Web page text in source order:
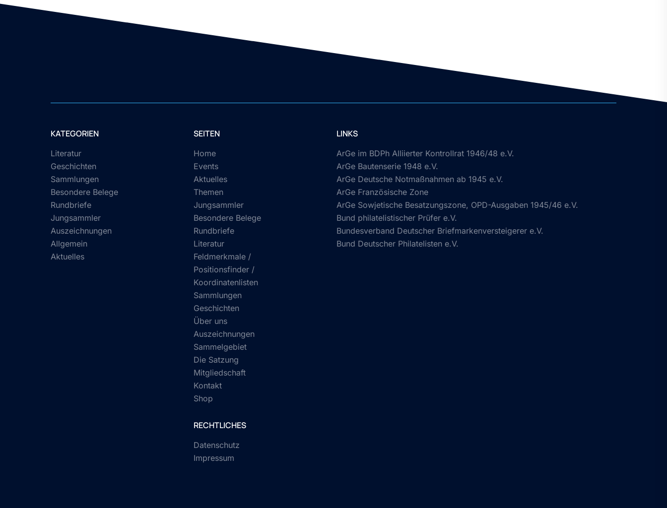
KATEGORIEN
Literatur
Geschichten
Sammlungen
Besondere Belege
Rundbriefe
Jungsammler
Auszeichnungen
Allgemein
Aktuelles
SEITEN
Home
Events
Aktuelles
Themen
Jungsammler
Besondere Belege
Rundbriefe
Literatur
Feldmerkmale /
Positionsfinder /
Koordinatenlisten
Sammlungen
Geschichten
Über uns
Auszeichnungen
Sammelgebiet
Die Satzung
Mitgliedschaft
Kontakt
Shop
RECHTLICHES
Datenschutz
Impressum
LINKS
ArGe im BDPh Alliierter Kontrollrat 1946/48 e.V.
ArGe Bautenserie 1948 e.V.
ArGe Deutsche Notmaßnahmen ab 1945 e.V.
ArGe Französische Zone
ArGe Sowjetische Besatzungszone, OPD-Ausgaben 1945/46 e.V.
Bund philatelistischer Prüfer e.V.
Bundesverband Deutscher Briefmarkenversteigerer e.V.
Bund Deutscher Philatelisten e.V.